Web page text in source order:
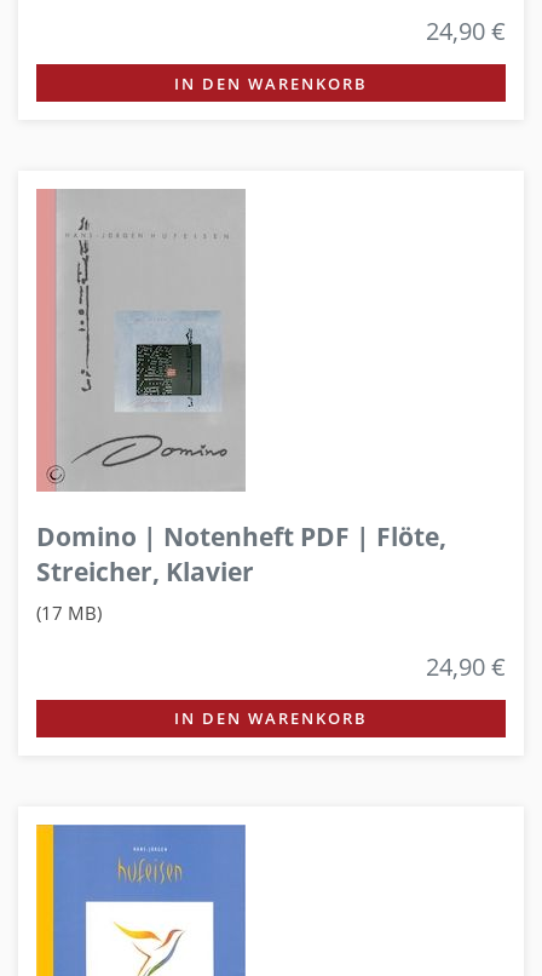
24,90 €
IN DEN WARENKORB
Domino | Notenheft PDF | Flöte,
Streicher, Klavier
(17 MB)
24,90 €
IN DEN WARENKORB